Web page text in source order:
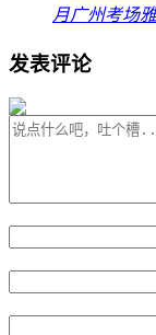
月广州考场
发表评论